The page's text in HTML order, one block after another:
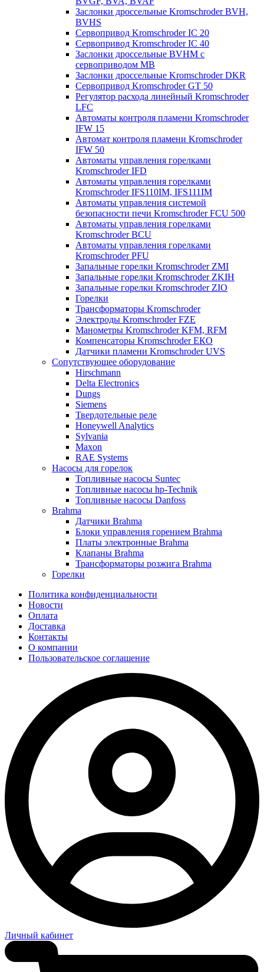
Заслонки дроссельные Kromschroder BVH,
BVHS
Сервопривод Kromschroder IC 20
Сервопривод Kromschroder IC 40
Заслонки дроссельные BVHM с
сервоприводом МВ
Заслонки дроссельные Kromschroder DKR
Cервопривод Kromschroder GT 50
Регулятор расхода линейный Kromschroder
LFC
Автоматы контроля пламени Kromschroder
IFW 15
Автомат контроля пламени Kromschroder
IFW 50
Автоматы управления горелками
Kromschroder IFD
Автоматы управления горелками
Kromschroder IFS110IM, IFS111IM
Автоматы управления системой
безопасности печи Kromschroder FCU 500
Автоматы управления горелками
Kromschroder BCU
Автоматы управления горелками
Kromschroder PFU
Запальные горелки Kromschroder ZМI
Запальные горелки Kromschroder ZKIH
Запальные горелки Kromschroder ZIO
Горелки
Трансформаторы Kromschroder
Электроды Kromschroder FZE
Манометры Kromschroder KFM, RFM
Компенсаторы Kromschroder ЕКО
Датчики пламени Kromschroder UVS
Сопутствующее оборудование
Hirschmann
Delta Electronics
Dungs
Siemens
Твердотельные реле
Honeywell Analytics
Sylvania
Maxon
RAE Systems
Насосы для горелок
Топливные насосы Suntec
Топливные насосы hp-Technik
Топливные насосы Danfoss
Brahma
Датчики Brahma
Блоки управления горением Brahma
Платы электронные Brahma
Клапаны Brahma
Трансформаторы розжига Brahma
Горелки
Политика конфиденциальности
Новости
Оплата
Доставка
Контакты
О компании
Пользовательское соглашение
Личный кабинет